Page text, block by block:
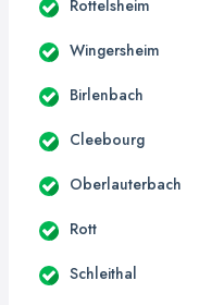
Rottelsheim
Wingersheim
Birlenbach
Cleebourg
Oberlauterbach
Rott
Schleithal